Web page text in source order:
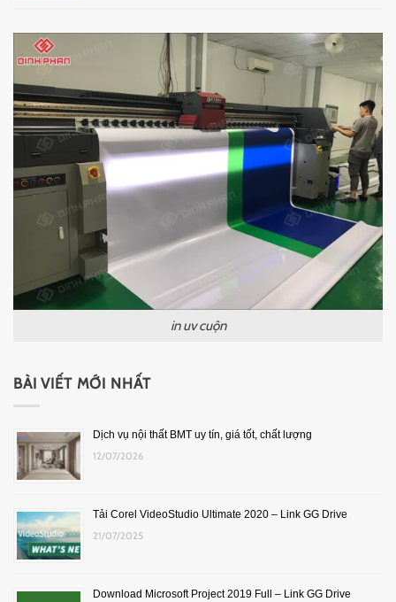
in uv cuộn
BÀI VIẾT MỚI NHẤT
Dịch vụ nội thất BMT uy tín, giá tốt, chất lượng
12/07/2026
Tải Corel VideoStudio Ultimate 2020 – Link GG Drive
21/07/2025
Download Microsoft Project 2019 Full – Link GG Drive